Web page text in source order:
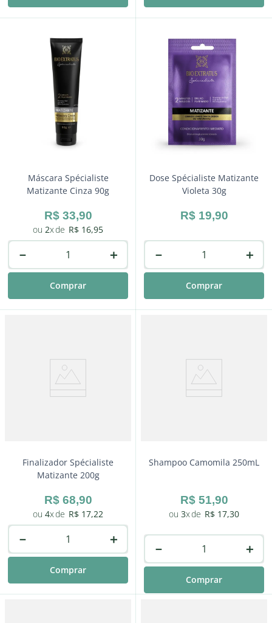
Máscara Spécialiste
Matizante Cinza 90g
R$ 33,90
2 R$ 16,95
＋
－
Comprar
Dose Spécialiste Matizante
Violeta 30g
R$ 19,90
＋
－
Comprar
Finalizador Spécialiste
Matizante 200g
R$ 68,90
4 R$ 17,22
＋
－
Comprar
Shampoo Camomila 250mL
R$ 51,90
3 R$ 17,30
＋
－
Comprar